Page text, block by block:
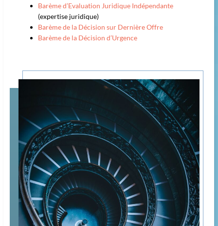
Barème d’Evaluation Juridique Indépendante
(expertise juridique)
Barème de la Décision sur Dernière Offre
Barème de la Décision d’Urgence